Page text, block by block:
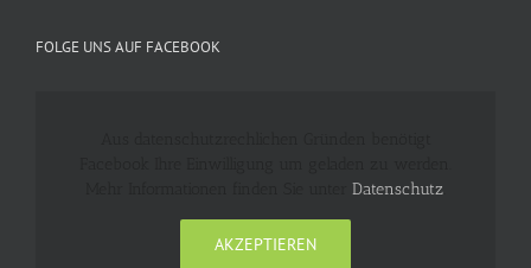
FOLGE UNS AUF FACEBOOK
Datenschutz
AKZEPTIEREN